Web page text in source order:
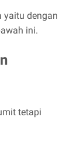
yaitu dengan
ini.
tetapi